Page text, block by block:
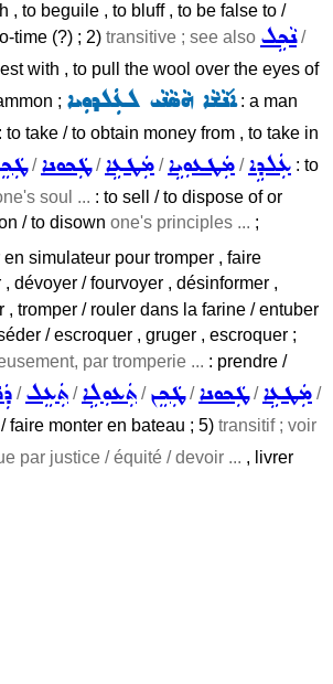
, to beguile , to bluff , to be false to /
time (?) ; 2) transitive ; see also ܢܵܟܹܠ/
with , to pull the wool over the eyes of
; ܐ݇ܢܵܫܵܐ ܗܵܣܵܢܵܝ ܠܥܲܠܕܘܼܝܐ: a man
: to take / to obtain money from , to take in
/ܛܲܟܘܢܐ/ܡܲܛܥܹܐ /ܡܲܛܥܘܼܝܹܐ /ܥܲܠܕܹܐ : to
soul ... : to sell / to dispose of or
/ to disown one's principles ... ;
simulateur pour tromper , faire
dévoyer / fourvoyer , désinformer ,
, tromper / rouler dans la farine / entuber
/ escroquer , gruger , escroquer ;
par tromperie ... : prendre /
/ܬܲܥܸܠ /ܬܲܥܘܼܠܹܐ / ܛܲܟܸܢ/ܛܲܟܘܢܐ/ܡܲܛܥܹܐ /
/ faire monter en bateau ; 5) transitif ; voir
par justice / équité / devoir ... , livrer